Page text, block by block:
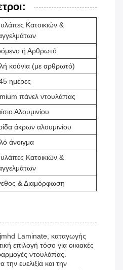
Κατοικιών &
ή Αρθρωτό
κούνια (με αρθρωτό)
ημέρες
πάνελ ντουλάπας
Αλουμινίου
άκρων αλουμινίου
άνοιγμα
Κατοικιών &
& Διαμόρφωση
Laminate, καταγωγής
επιλογή τόσο για οικιακές
ντουλάπας.
ευελιξία και την